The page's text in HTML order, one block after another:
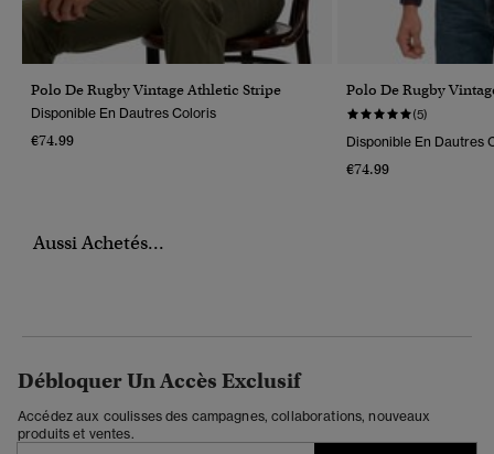
Polo De Rugby Vintage Athletic Stripe
Disponible En Dautres Coloris
€74.99
Polo De Rugby
(5)
Disponible En Dautres
€74.99
Aussi Achetés...
Débloquer Un Accès Exclusif
Accédez aux coulisses des campagnes, collaborations, nouveaux
produits et ventes.